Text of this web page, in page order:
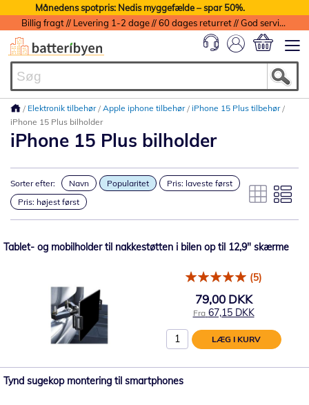
Månedens spotpris: Nedis myggefælde – spar 50%.
Billig fragt // Levering 1-2 dage // 60 dages returret // God service med garanti
Elektronik tilbehør Apple iphone tilbehør iPhone 15 Plus tilbehør
iPhone 15 Plus bilholder
iPhone 15 Plus bilholder
Sorter efter: Navn Popularitet
Pris: laveste først
Pris: højest først
Tablet- og mobilholder til nakkestøtten i bilen op til 12,9" skærme
(5)
79,00 DKK
Fra 67,15 DKK
LÆG I KURV
Tynd sugekop montering til smartphones